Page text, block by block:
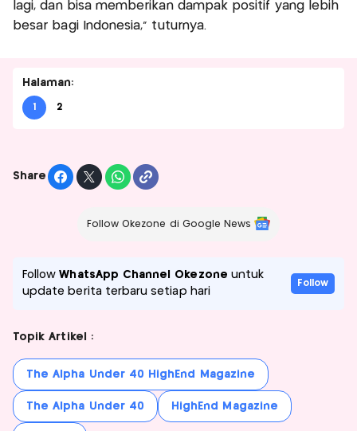
lagi, dan bisa memberikan dampak positif yang lebih
besar bagi Indonesia,” tuturnya.
Halaman:
1 2
Share
Follow Okezone di Google News
FollowWhatsApp Channel Okezone untuk
update berita terbaru setiap hari
Follow
Topik Artikel :
The Alpha Under 40 HighEnd Magazine
The Alpha Under 40 HighEnd Magazine